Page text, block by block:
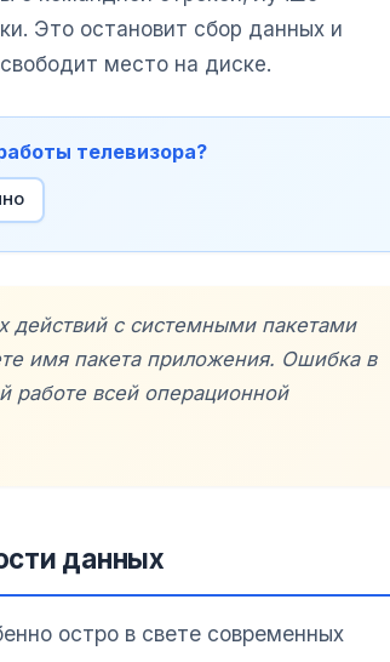
Это остановит сбор данных и
место на диске.
телевизора?
с системными пакетами
имя пакета приложения. Ошибка в
работе всей операционной
данных
остро в свете современных